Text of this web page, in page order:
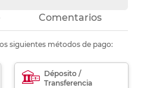
Comentarios
siguientes métodos de pago:
Déposito /
Transferencia